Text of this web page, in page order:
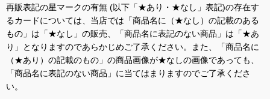
再販表記の星マークの有無 (以下「★あり・★なし」表記)の存在す
るカードについては、当店では「商品名に（★なし）の記載のある
もの」は「★なし」の販売、「商品名に表記のない商品」は「★あ
り」となりますのであらかじめご了承ください。また、「商品名に
（★あり）の記載のもの」の商品画像が★なしの画像であっても、
「商品名に表記のない商品」に当てはまりますのでご了承くださ
い。